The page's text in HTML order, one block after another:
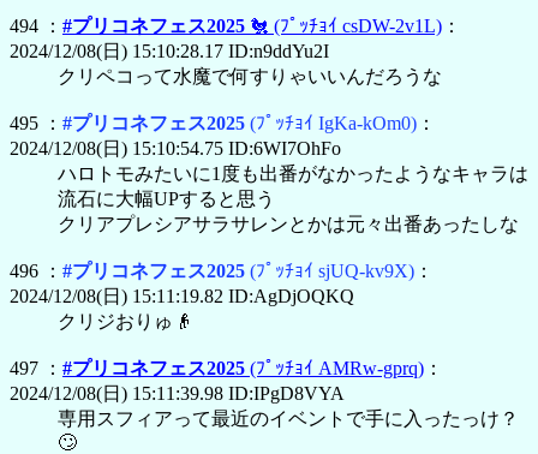
494 ： #プリコネフェス2025 🐔 (ﾌﾟｯﾁｮｲ csDW-2v1L) ：
2024/12/08(日) 15:10:28.17 ID:n9ddYu2I
クリペコって水魔で何すりゃいいんだろうな
495 ： #プリコネフェス2025 (ﾌﾟｯﾁｮｲ IgKa-kOm0) ：
2024/12/08(日) 15:10:54.75 ID:6WI7OhFo
ハロトモみたいに1度も出番がなかったようなキャラは
流石に大幅UPすると思う
クリアプレシアサラサレンとかは元々出番あったしな
496 ： #プリコネフェス2025 (ﾌﾟｯﾁｮｲ sjUQ-kv9X) ：
2024/12/08(日) 15:11:19.82 ID:AgDjOQKQ
クリジおりゅ👴
497 ： #プリコネフェス2025 (ﾌﾟｯﾁｮｲ AMRw-gprq) ：
2024/12/08(日) 15:11:39.98 ID:IPgD8VYA
専用スフィアって最近のイベントで手に入ったっけ？
🙄